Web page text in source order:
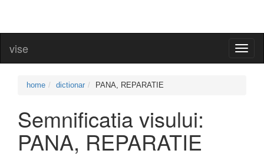
vise
home dictionar PANA, REPARATIE
Semnificatia visului:
PANA, REPARATIE